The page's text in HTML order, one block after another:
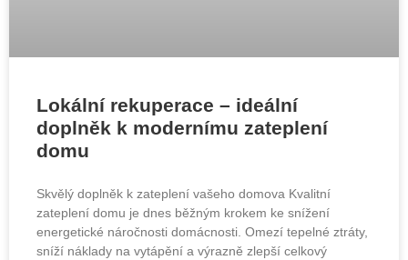
Lokální rekuperace – ideální
doplněk k modernímu zateplení
domu
Skvělý doplněk k zateplení vašeho domova Kvalitní
zateplení domu je dnes běžným krokem ke snížení
energetické náročnosti domácnosti. Omezí tepelné ztráty,
sníží náklady na vytápění a výrazně zlepší celkový